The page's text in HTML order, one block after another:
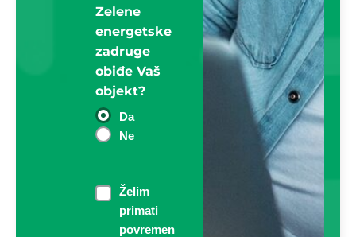
Zelene
energetske
zadruge
obiđe Vaš
objekt?
Da
Ne
Newsletter
Želim
primati
povremen